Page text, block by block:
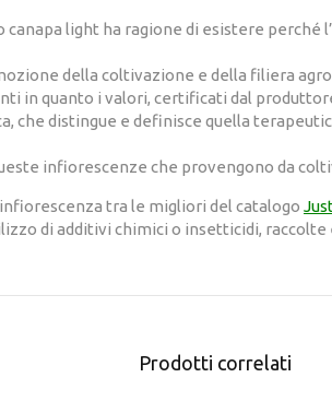
light ha ragione di esistere perché
della coltivazione e della filiera
in quanto i valori, certificati dal
che distingue e definisce quella
infiorescenze che provengono da
tra le migliori del catalogo
di additivi chimici o insetticidi, raccolte
Prodotti correlati